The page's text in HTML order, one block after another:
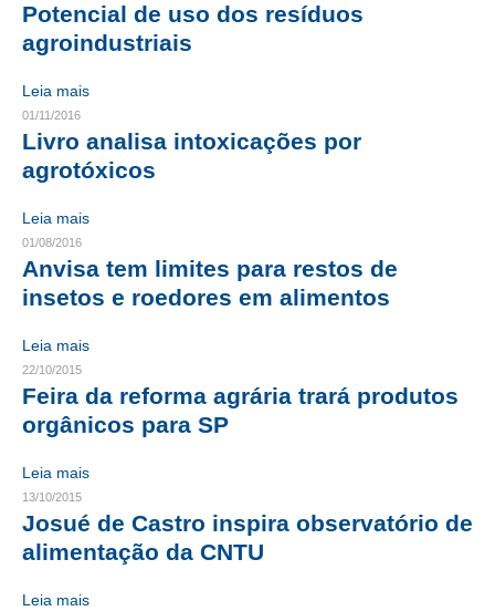
CONTRIBUIÇÃO ASSOCIATIVA OU ANUIDADE DE SÓCIO
FGTS EXPURGOS
FGTS CORREÇÃO
LEGISLAÇÃO
LEI 4.950-A/1966 – PISO SALARIAL
LEI 5.194/1966 – REGULAMENTAÇÃO DA PROFISSÃO
LEI 6.496/1977 – ART
HOMOLOGAÇÕES
PISO SALARIAL
Potencial de uso dos resíduos
agroindustriais
Leia mais
01/11/2016
Livro analisa intoxicações por
agrotóxicos
Leia mais
01/08/2016
Anvisa tem limites para restos de
insetos e roedores em alimentos
Leia mais
22/10/2015
Feira da reforma agrária trará produtos
orgânicos para SP
Leia mais
13/10/2015
Josué de Castro inspira observatório de
alimentação da CNTU
Leia mais